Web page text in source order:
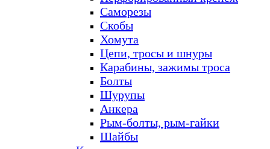
Саморезы
Скобы
Хомута
Цепи, тросы и шнуры
Карабины, зажимы троса
Болты
Шурупы
Анкера
Рым-болты, рым-гайки
Шайбы